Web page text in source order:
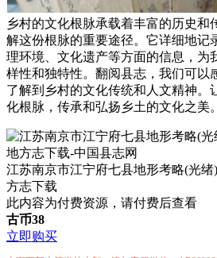
乡村的文化根脉承载着丰富的历史和
解这份根脉的重要途径。它详细地记
理环境、文化遗产等方面的信息，为
样性和独特性。翻阅县志，我们可以
了解到乡村的文化传统和人文精神。
化根脉，传承和弘扬乡土的文化之美。
江苏南京市江宁府七县地形考略(光
方志下载
此内容为付费资源，请付费后查看
古币38
立即购买